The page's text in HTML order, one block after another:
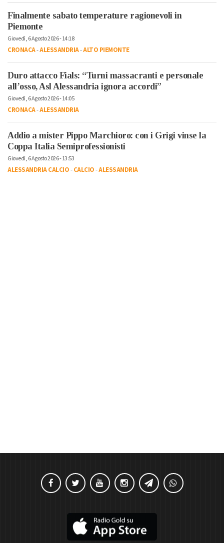
Finalmente sabato temperature ragionevoli in
Piemonte
Giovedì, 6 Agosto 2026 - 14:18
CRONACA-ALESSANDRIA-ALTO PIEMONTE
Duro attacco Fials: “Turni massacranti e personale
all’osso, Asl Alessandria ignora accordi”
Giovedì, 6 Agosto 2026 - 14:05
CRONACA-ALESSANDRIA
Addio a mister Pippo Marchioro: con i Grigi vinse la
Coppa Italia Semiprofessionisti
Giovedì, 6 Agosto 2026 - 13:53
ALESSANDRIA CALCIO-CALCIO-ALESSANDRIA